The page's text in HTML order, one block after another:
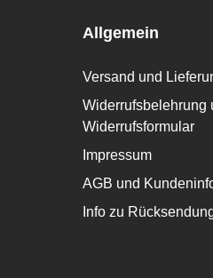
Allgemein
Versand und
Widerrufsbelehrung
Widerrufsformular
Impressum
AGB und
Info zu